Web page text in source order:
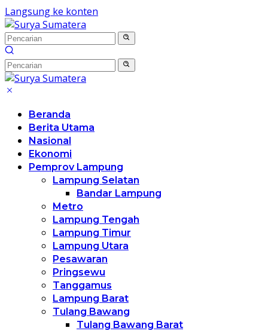
Langsung ke konten
Beranda
Berita Utama
Nasional
Ekonomi
Pemprov Lampung
Lampung Selatan
Bandar Lampung
Metro
Lampung Tengah
Lampung Timur
Lampung Utara
Pesawaran
Pringsewu
Tanggamus
Lampung Barat
Tulang Bawang
Tulang Bawang Barat